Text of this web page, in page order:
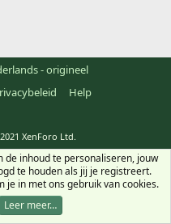
- origineel
Help
XenForo Ltd.
de inhoud te personaliseren, jouw
te houden als jij je registreert.
je in met ons gebruik van cookies.
Leer meer…